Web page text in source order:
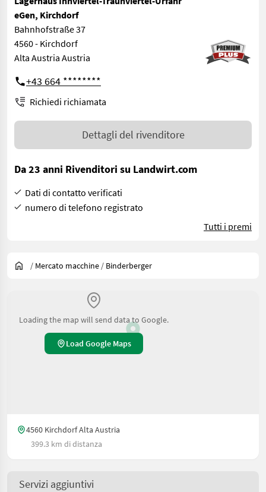
eGen, Kirchdorf
Bahnhofstraße 37
4560 - Kirchdorf
Alta Austria Austria
+43 664 ********
Richiedi richiamata
Dettagli del rivenditore
Da 23 anni Rivenditori su Landwirt.com
Dati di contatto verificati
numero di telefono registrato
Tutti i premi
/ Mercato macchine / Binderberger
Loading the map will send data to Google.
Load Google Maps
4560 Kirchdorf Alta Austria
399.3 km di distanza
Servizi aggiuntivi